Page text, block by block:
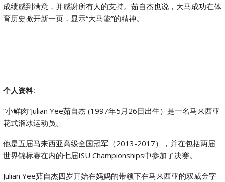
成绩感到满意，并感谢所有人的支持。茹自杰也说，大马成功在体
育历史掀开新一页，显示“大马能”的精神。
个人资料:
“小鲜肉”Julian Yee茹自杰 (1997年5月26日出生）是一名马来西亚
花式溜冰运动员。
他是五届马来西亚高级全国冠军（2013-2017），并在包括两届
世界锦标赛在内的七届ISU Championships中参加了决赛。
Julian Yee茹自杰四岁开始在妈妈的带领下在马来西亚的双威金字